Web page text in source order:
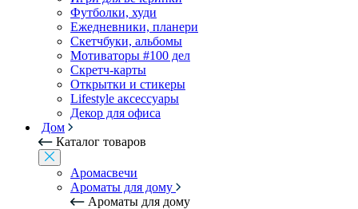
Футболки, худи
Ежедневники, планери
Скетчбуки, альбомы
Мотиваторы #100 дел
Скретч-карты
Открытки и стикеры
Lifestyle аксессуары
Декор для офиса
Дом
Каталог товаров
Аромасвечи
Ароматы для дому
Ароматы для дому